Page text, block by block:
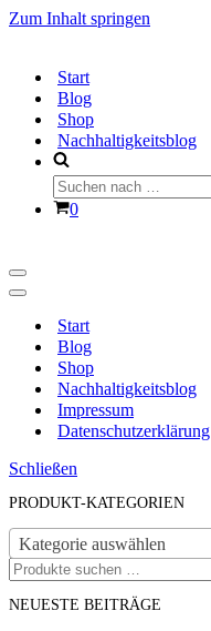
Zum Inhalt springen
Start
Blog
Shop
Nachhaltigkeitsblog
Suchen
nach …
Warenkorb
0
Navigationsmenü
Navigationsmenü
Start
Blog
Shop
Nachhaltigkeitsblog
Impressum
Datenschutzerklärung
Schließen
PRODUKT-KATEGORIEN
Kategorie auswählen
Suchen
nach …
NEUESTE BEITRÄGE